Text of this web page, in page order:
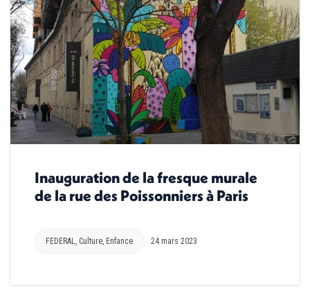
Inauguration de la fresque murale
de la rue des Poissonniers à Paris
FEDERAL, Culture, Enfance 24 mars 2023